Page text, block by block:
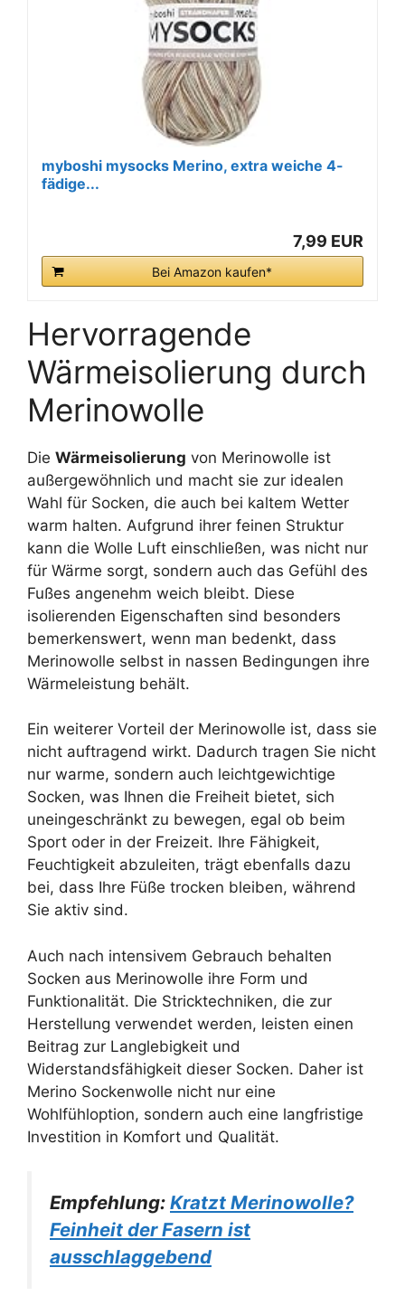
myboshi mysocks Merino, extra weiche 4-
fädige...
7,99 EUR
Bei Amazon kaufen*
Hervorragende
Wärmeisolierung durch
Merinowolle
Die Wärmeisolierung von Merinowolle ist
außergewöhnlich und macht sie zur idealen
Wahl für Socken, die auch bei kaltem Wetter
warm halten. Aufgrund ihrer feinen Struktur
kann die Wolle Luft einschließen, was nicht nur
für Wärme sorgt, sondern auch das Gefühl des
Fußes angenehm weich bleibt. Diese
isolierenden Eigenschaften sind besonders
bemerkenswert, wenn man bedenkt, dass
Merinowolle selbst in nassen Bedingungen ihre
Wärmeleistung behält.
Ein weiterer Vorteil der Merinowolle ist, dass sie
nicht auftragend wirkt. Dadurch tragen Sie nicht
nur warme, sondern auch leichtgewichtige
Socken, was Ihnen die Freiheit bietet, sich
uneingeschränkt zu bewegen, egal ob beim
Sport oder in der Freizeit. Ihre Fähigkeit,
Feuchtigkeit abzuleiten, trägt ebenfalls dazu
bei, dass Ihre Füße trocken bleiben, während
Sie aktiv sind.
Auch nach intensivem Gebrauch behalten
Socken aus Merinowolle ihre Form und
Funktionalität. Die Stricktechniken, die zur
Herstellung verwendet werden, leisten einen
Beitrag zur Langlebigkeit und
Widerstandsfähigkeit dieser Socken. Daher ist
Merino Sockenwolle nicht nur eine
Wohlfühloption, sondern auch eine langfristige
Investition in Komfort und Qualität.
Empfehlung: Kratzt Merinowolle?
Feinheit der Fasern ist
ausschlaggebend